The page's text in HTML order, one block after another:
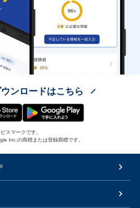
ンロードはこちら
スマークです。
Inc.の商標または登録商標です。